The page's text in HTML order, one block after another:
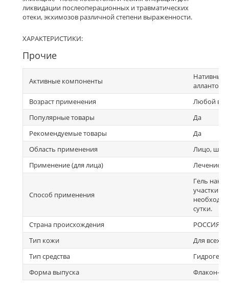
ликвидации послеоперационных и травматических
отеки, экхимозов различной степени выраженности.
ХАРАКТЕРИСТИКИ:
Прочие
Активные компоненты
Нативный
Возраст применения
Любой
Популярные товары
Да
Рекомендуемые товары
Да
Область применения
Лицо, шея,
Применение (для лица)
Лечение
Способ применения
Гель
участки
сутки.
Страна происхождения
РОССИЯ
Тип кожи
Для всех
Тип средства
Форма выпуска
Флакон-